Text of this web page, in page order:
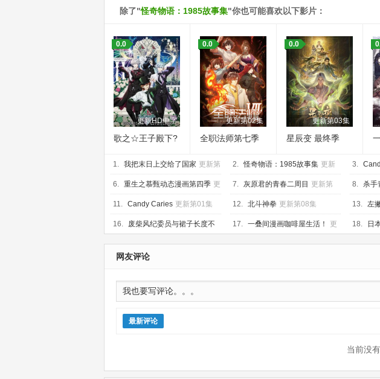
除了"怪奇物语：1985故事集"你也可能喜欢以下影片：
更新HD中字
0.0
歌之☆王子殿下?
XXXX剧场版
更新第02集
0.0
全职法师第七季
更新第03集
0.0
星辰变 最终季
1. 我把末日上交给了国家 更新第
17集
2. 怪奇物语：1985故事集 更新
第10集
3.
新第05集
6. 重生之慕甄动态漫画第四季 更
新第20集
7. 灰原君的青春二周目 更新第
07集
8. 杀手
11. Candy Caries 更新第01集 12. 北斗神拳 更新第08集 13. 左
16. 废柴风纪委员与裙子长度不
合规的JK的故事 更新第06集
17. 一叠间漫画咖啡屋生活！ 更
新第06集
18. 日
网友评论
最新评论
当前没